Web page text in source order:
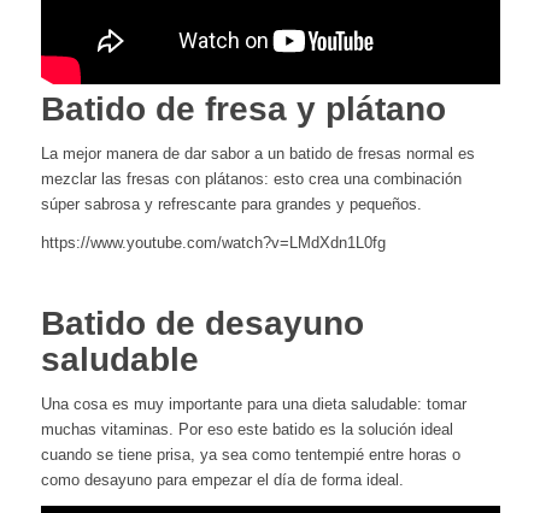
Batido de fresa y plátano
La mejor manera de dar sabor a un batido de fresas normal es
mezclar las fresas con plátanos: esto crea una combinación
súper sabrosa y refrescante para grandes y pequeños.
https://www.youtube.com/watch?v=LMdXdn1L0fg
Batido de desayuno
saludable
Una cosa es muy importante para una dieta saludable: tomar
muchas vitaminas. Por eso este batido es la solución ideal
cuando se tiene prisa, ya sea como tentempié entre horas o
como desayuno para empezar el día de forma ideal.